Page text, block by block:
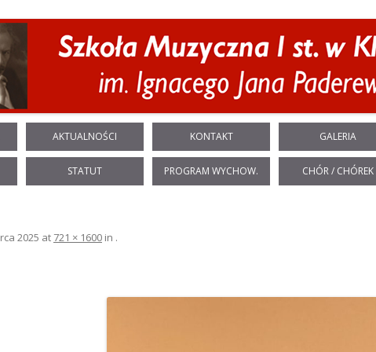
Przeskocz do treści
AKTUALNOŚCI KONTAKT GALERIA
STATUT PROGRAM WYCHOW. CHÓR / CHÓREK
2025 at 721 × 1600 in .